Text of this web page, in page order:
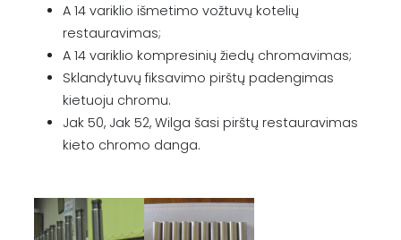
A 14 variklio išmetimo vožtuvų kotelių
restauravimas;
A 14 variklio kompresinių žiedų chromavimas;
Sklandytuvų fiksavimo pirštų padengimas
kietuoju chromu.
Jak 50, Jak 52, Wilga šasi pirštų restauravimas
kieto chromo danga.